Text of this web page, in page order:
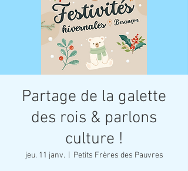
Partage de la galette
des rois & parlons
culture !
jeu. 11 janv.
  |
Petits Frères des Pauvres